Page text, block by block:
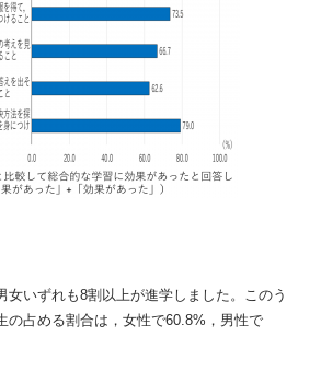
女いずれも8割以上が進学しました。このう
の占める割合は，女性で60.8%，男性で